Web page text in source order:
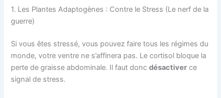
1. Les Plantes Adaptogènes : Contre le Stress (Le nerf de la
guerre)
Si vous êtes stressé, vous pouvez faire tous les régimes du
monde, votre ventre ne s’affinera pas. Le cortisol bloque la
perte de graisse abdominale. Il faut doncdésactiver ce
signal de stress.